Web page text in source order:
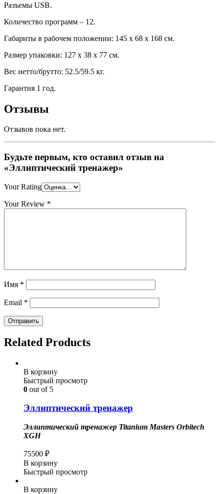
Разъемы USB.
Количество программ – 12.
Габариты в рабочем положении: 145 х 68 х 168 см.
Размер упаковки: 127 х 38 х 77 см.
Вес нетто/брутто: 52.5/59.5 кг.
Гарантия 1 год.
Отзывы
Отзывов пока нет.
Будьте первым, кто оставил отзыв на
«Эллиптический тренажер»
Your Rating
Your Review *
Имя *
Email *
Related Products
В корзину
Быстрый просмотр
0 out of 5
Эллиптический тренажер
Эллиптический тренажер Titanium Masters Orbitech
XGH
75500 ₽
В корзину
Быстрый просмотр
В корзину